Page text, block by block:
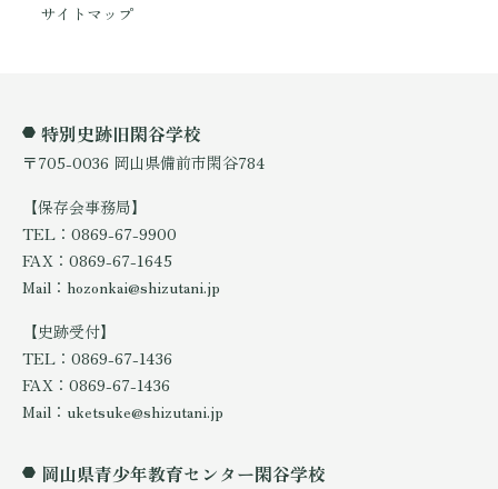
サイトマップ
特別史跡旧閑谷学校
〒705-0036 岡山県備前市閑谷784
【保存会事務局】
TEL：0869-67-9900
FAX：0869-67-1645
Mail：hozonkai@shizutani.jp
【史跡受付】
TEL：0869-67-1436
FAX：0869-67-1436
Mail：uketsuke@shizutani.jp
岡山県青少年教育センター閑谷学校